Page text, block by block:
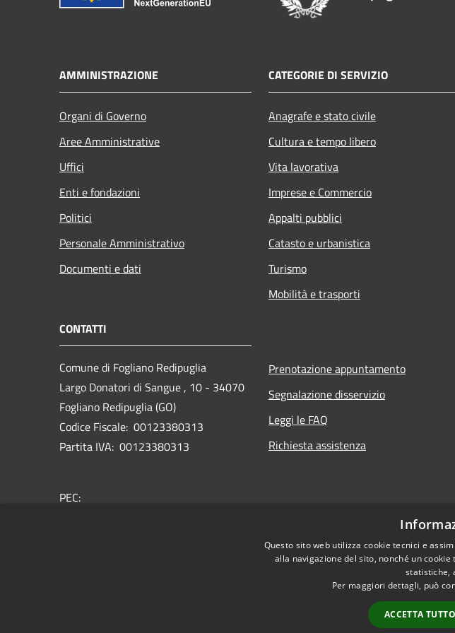
AMMINISTRAZIONE
Organi di Governo
Aree Amministrative
Uffici
Enti e fondazioni
Politici
Personale Amministrativo
Documenti e dati
CATEGORIE DI SERVIZIO
Anagrafe e stato civile
Cultura e tempo libero
Vita lavorativa
Imprese e Commercio
Appalti pubblici
Catasto e urbanistica
Turismo
Mobilità e trasporti
CONTATTI
Comune di Fogliano Redipuglia
Largo Donatori di Sangue , 10 - 34070
Fogliano Redipuglia (GO)
Codice Fiscale: 00123380313
Partita IVA: 00123380313
PEC:
Prenotazione appuntamento
Segnalazione disservizio
Leggi le FAQ
Richiesta assistenza
Questo sito web utilizza cookie tecnici e
alla navigazione del sito, nonché un
statistiche,
Per maggiori dettagli, può
ACCETTA TUTTO